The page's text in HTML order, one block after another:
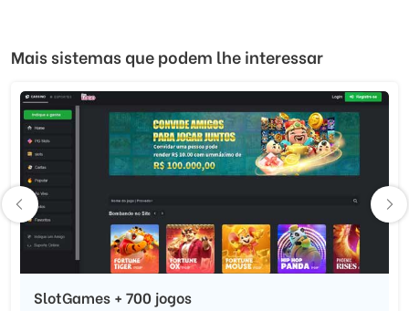
Mais sistemas que podem lhe interessar
SlotGames + 700 jogos